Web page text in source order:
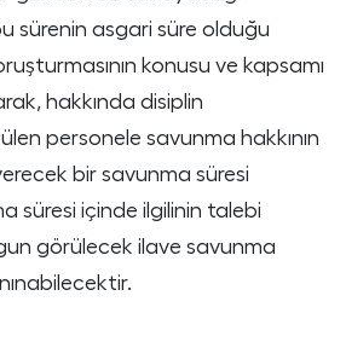
sürenin asgari süre olduğu
konusu ve kapsamı
hakkında disiplin
personele savunma hakkının
bir savunma süresi
süresi içinde ilgilinin talebi
görülecek ilave savunma